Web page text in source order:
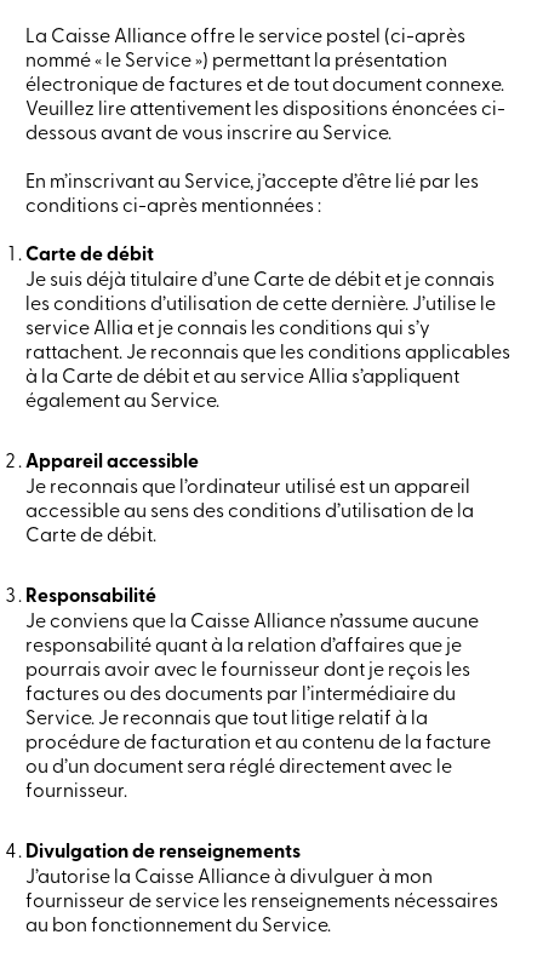
crédit
Particuliers
Connexion
Carte
de
-
Entreprises
Entreprises
Produits
Services
Centres
de
services
Nous
joindre
membre
Se
connecter
Services
Connexion
Connexion
Carte
de
crédit
-
Carte
de
crédit
-
La Caisse Alliance offre le service postel (ci-après
nommé « le Service ») permettant la présentation
électronique de factures et de tout document connexe.
Veuillez lire attentivement les dispositions énoncées ci-
dessous avant de vous inscrire au Service.
En m’inscrivant au Service, j’accepte d’être lié par les
conditions ci-après mentionnées :
Carte de débit
Je suis déjà titulaire d’une Carte de débit et je connais
les conditions d’utilisation de cette dernière. J’utilise le
service Allia et je connais les conditions qui s’y
rattachent. Je reconnais que les conditions applicables
à la Carte de débit et au service Allia s’appliquent
également au Service.
Appareil accessible
Je reconnais que l’ordinateur utilisé est un appareil
accessible au sens des conditions d’utilisation de la
Carte de débit.
Responsabilité
Je conviens que la Caisse Alliance n’assume aucune
responsabilité quant à la relation d’affaires que je
pourrais avoir avec le fournisseur dont je reçois les
factures ou des documents par l’intermédiaire du
Service. Je reconnais que tout litige relatif à la
procédure de facturation et au contenu de la facture
ou d’un document sera réglé directement avec le
fournisseur.
Divulgation de renseignements
J’autorise la Caisse Alliance à divulguer à mon
fournisseur de service les renseignements nécessaires
au bon fonctionnement du Service.